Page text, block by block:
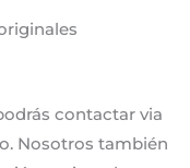
contactar via
Nosotros también